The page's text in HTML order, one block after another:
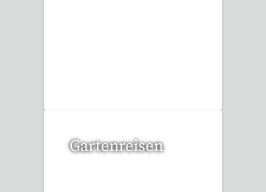
Gartenreisen